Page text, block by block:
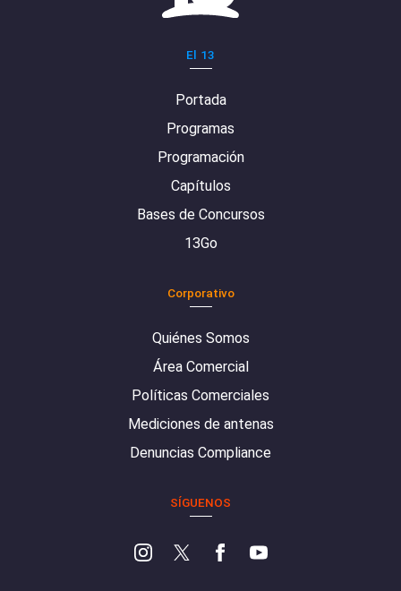
El 13
Portada
Programas
Programación
Capítulos
Bases de Concursos
13Go
Corporativo
Quiénes Somos
Área Comercial
Políticas Comerciales
Mediciones de antenas
Denuncias Compliance
SÍGUENOS